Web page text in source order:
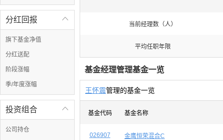

分红回报
旗下基金净值
分红送配
阶段涨幅
季/年度涨幅

投资组合
公司持仓
当前经理数（人）
平均任职年限
基金经理管理基金一览
王怀震管理的基金一览
基金代码 基金名称
026907 金鹰恒荣混合C